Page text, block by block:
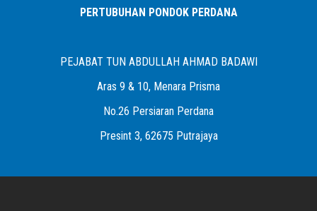
PERTUBUHAN PONDOK PERDANA
PEJABAT TUN ABDULLAH AHMAD BADAWI
Aras 9 & 10, Menara Prisma
No.26 Persiaran Perdana
Presint 3, 62675 Putrajaya